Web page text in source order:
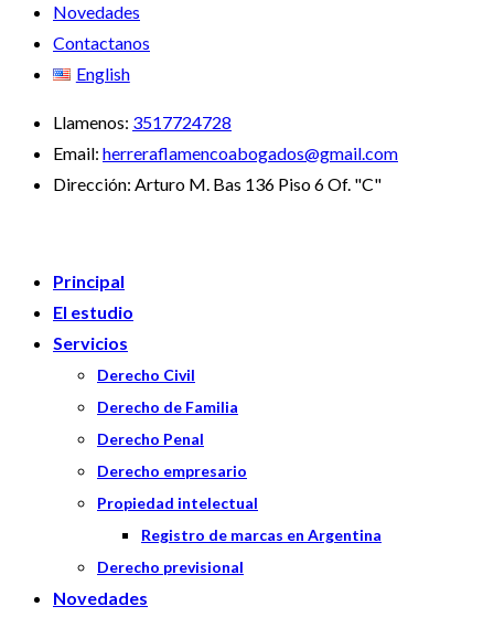
Novedades
Contactanos
English
Llamenos: 3517724728
Email: herreraflamencoabogados@gmail.com
Dirección: Arturo M. Bas 136 Piso 6 Of. "C"
Principal
El estudio
Servicios
Derecho Civil
Derecho de Familia
Derecho Penal
Derecho empresario
Propiedad intelectual
Registro de marcas en Argentina
Derecho previsional
Novedades